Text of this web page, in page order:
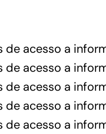
do setor de
de acesso a
acesso a
de acesso a
de acesso a
de acesso a